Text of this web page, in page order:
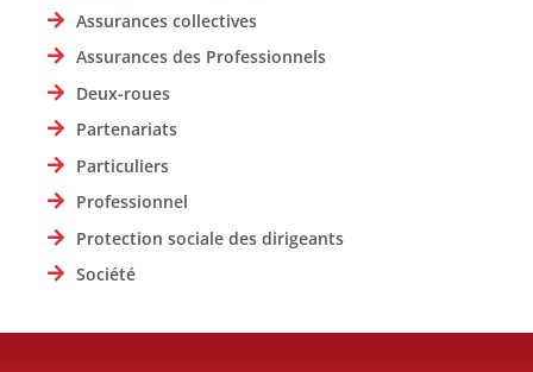
Assurances collectives
Assurances des Professionnels
Deux-roues
Partenariats
Particuliers
Professionnel
Protection sociale des dirigeants
Société